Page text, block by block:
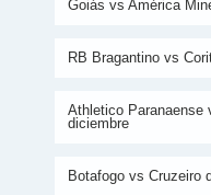
Goiás vs América
RB Bragantino vs
Athletico Paranaense
diciembre
Botafogo vs Cruzeiro